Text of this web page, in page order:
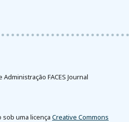
FACES Journal
sob uma licença Creative Commons